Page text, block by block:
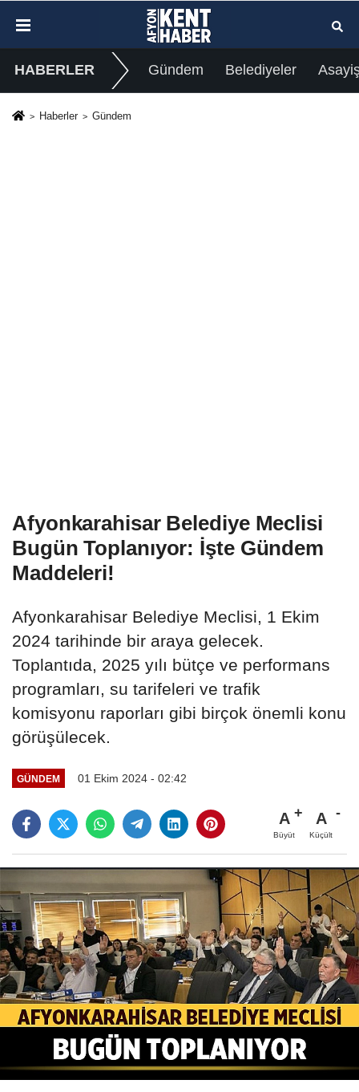
HABERLER Gündem Belediyeler
Haberler Gündem
Afyonkarahisar Belediye Meclisi
Bugün Toplanıyor: İşte Gündem
Maddeleri!
Afyonkarahisar Belediye Meclisi, 1 Ekim
2024 tarihinde bir araya gelecek.
Toplantıda, 2025 yılı bütçe ve performans
programları, su tarifeleri ve trafik
komisyonu raporları gibi birçok önemli konu
görüşülecek.
GÜNDEM 01 Ekim 2024 - 02:42
A
Büyüt
A
Küçült